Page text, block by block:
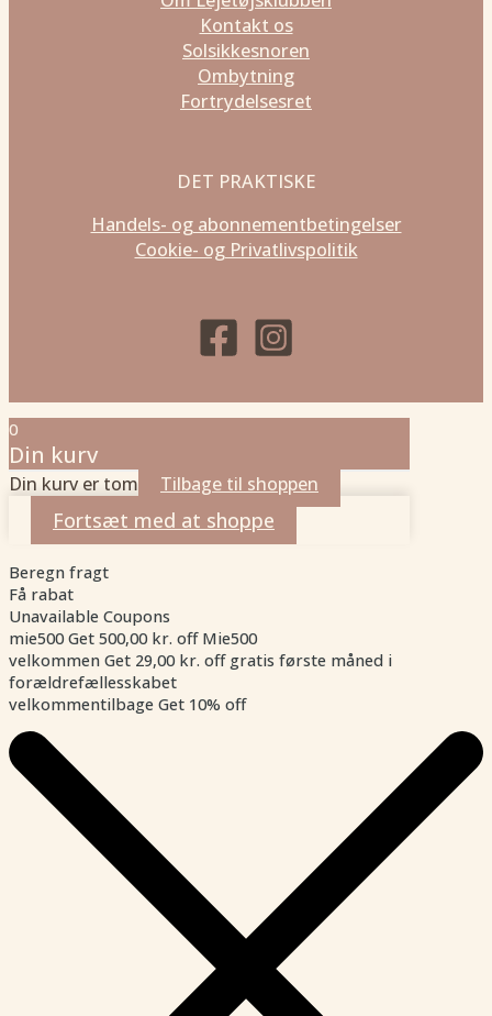
Kontakt os
Solsikkesnoren
Ombytning
Fortrydelsesret
DET PRAKTISKE
Handels- og abonnementbetingelser
Cookie- og Privatlivspolitik
0
Din kurv
Din kurv er tom Tilbage til shoppen
Fortsæt med at shoppe
Beregn fragt
Få rabat
Unavailable Coupons
mie500 Get 500,00 kr. off Mie500
velkommen Get 29,00 kr. off gratis første måned i
forældrefællesskabet
velkommentilbage Get 10% off